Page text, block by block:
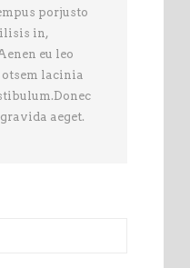
porjusto
in,
eu leo
otsem lacinia
aeget.